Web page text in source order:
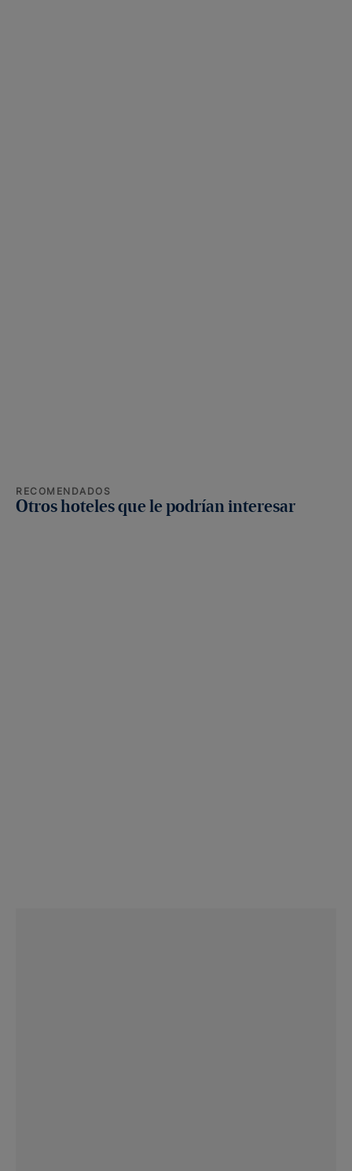
RECOMENDADOS
Otros hoteles que le podrían interesar